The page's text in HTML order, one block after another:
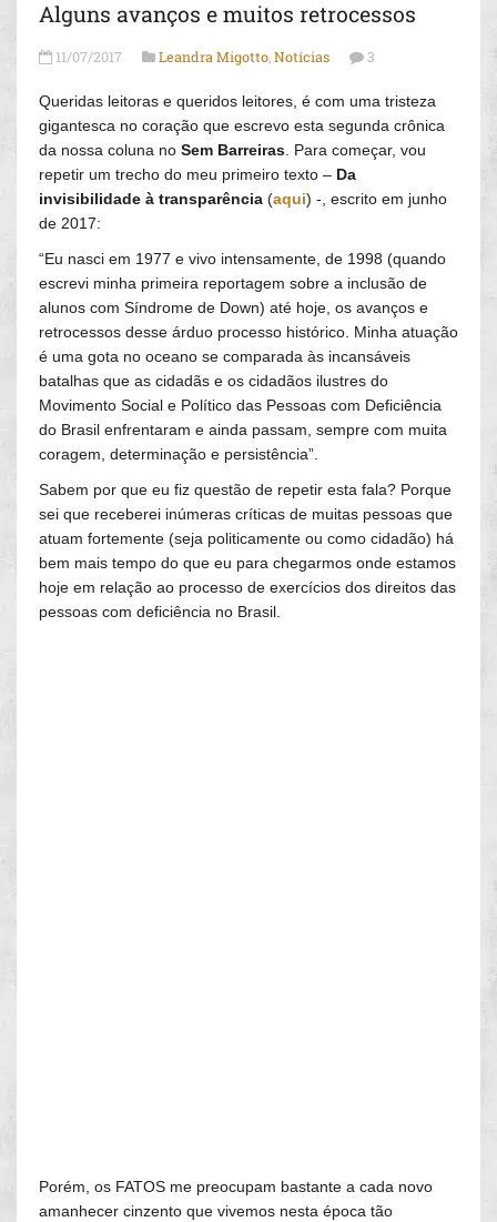
Alguns avanços e muitos retrocessos
11/07/2017 Leandra Migotto,Notícias 3
Queridas leitoras e queridos leitores, é com uma tristeza
gigantesca no coração que escrevo esta segunda crônica
da nossa coluna no Sem Barreiras. Para começar, vou
repetir um trecho do meu primeiro texto – Da
invisibilidade à transparência (aqui) -, escrito em junho
de 2017:
“Eu nasci em 1977 e vivo intensamente, de 1998 (quando
escrevi minha primeira reportagem sobre a inclusão de
alunos com Síndrome de Down) até hoje, os avanços e
retrocessos desse árduo processo histórico. Minha atuação
é uma gota no oceano se comparada às incansáveis
batalhas que as cidadãs e os cidadãos ilustres do
Movimento Social e Político das Pessoas com Deficiência
do Brasil enfrentaram e ainda passam, sempre com muita
coragem, determinação e persistência”.
Sabem por que eu fiz questão de repetir esta fala? Porque
sei que receberei inúmeras críticas de muitas pessoas que
atuam fortemente (seja politicamente ou como cidadão) há
bem mais tempo do que eu para chegarmos onde estamos
hoje em relação ao processo de exercícios dos direitos das
pessoas com deficiência no Brasil.
Porém, os FATOS me preocupam bastante a cada novo
amanhecer cinzento que vivemos nesta época tão